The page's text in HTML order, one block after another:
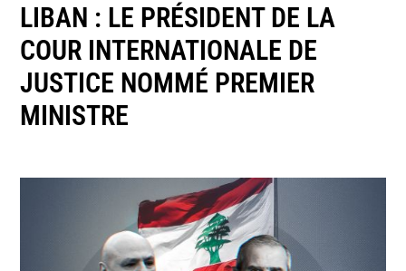
LIBAN : LE PRÉSIDENT DE LA
COUR INTERNATIONALE DE
JUSTICE NOMMÉ PREMIER
MINISTRE